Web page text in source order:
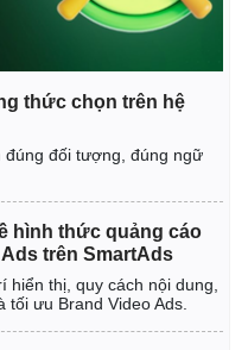
thức chọn trên hệ
đúng đối tượng, đúng ngữ
hình thức quảng cáo
trên SmartAds
hiển thị, quy cách nội dung,
tối ưu Brand Video Ads.